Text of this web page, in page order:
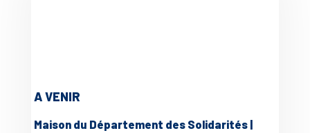
A VENIR
Maison du Département des Solidarités |